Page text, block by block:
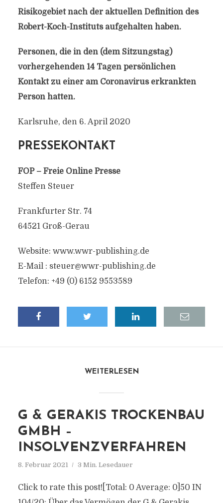
Risikogebiet nach der aktuellen Definition des
Robert-Koch-Instituts aufgehalten haben.
Personen, die in den (dem Sitzungstag)
vorhergehenden 14 Tagen persönlichen
Kontakt zu einer am Coronavirus erkrankten
Person hatten.
Karlsruhe, den 6. April 2020
PRESSEKONTAKT
FOP – Freie Online Presse
Steffen Steuer
Frankfurter Str. 74
64521 Groß-Gerau
Website: www.wwr-publishing.de
E-Mail : steuer@wwr-publishing.de
Telefon: +49 (0) 6152 9553589
WEITERLESEN
G & GERAKIS TROCKENBAU
GMBH –
INSOLVENZVERFAHREN
8. Februar 2021 3 Min. Lesedauer
Click to rate this post![Total: 0 Average: 0]50 IN